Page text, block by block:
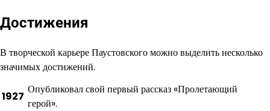
Достижения
В творческой карьере Паустовского можно выделить несколько
значимых достижений.
1927
Опубликовал свой первый рассказ «Пролетающий
герой».